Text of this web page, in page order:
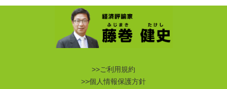
>>ご利用規約
>>個人情報保護方針